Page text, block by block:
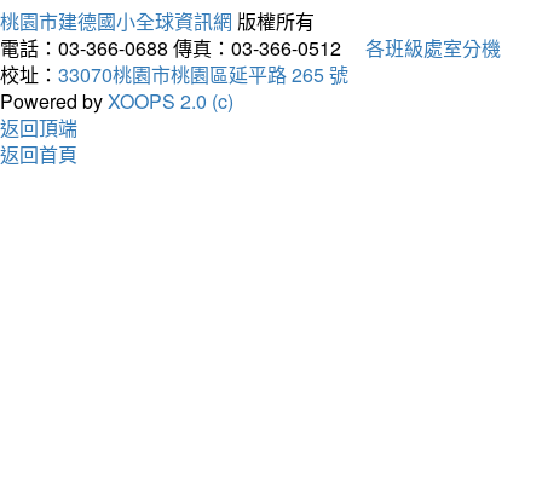
桃園市建德國小全球資訊網 版權所有
電話：03-366-0688 傳真：03-366-0512
各班級處室分機
校址： 33070桃園市桃園區延平路 265 號
Powered byXOOPS 2.0 (c)
返回頂端
返回首頁